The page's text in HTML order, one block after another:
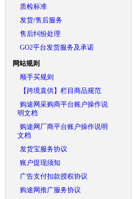
质检标准
发货/售后服务
售后纠纷处理
GO2平台发货服务及承诺
网站规则
顺手买规则
【跨境直供】栏目商品规范
购途网采购商平台账户操作说
明文档
购途网厂商平台账户操作说明
文档
发货宝服务协议
账户提现须知
广告支付扣款授权协议
购途网推广服务协议